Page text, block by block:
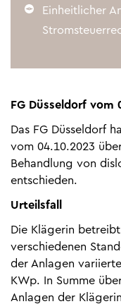
Einheitlicher
FG Düsseldorf vom
Das FG Düsseldorf
vom 04.10.2023
Behandlung von
entschieden.
Urteilsfall
Die Klägerin
verschiedenen
der Anlagen
KWp. In Summe
Anlagen der